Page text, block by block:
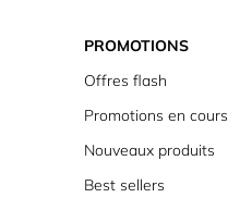
PROMOTIONS
Offres flash
Promotions en cours
Nouveaux produits
Best sellers